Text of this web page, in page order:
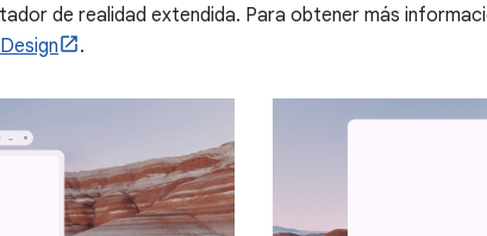
de realidad extendida. Para obtener más
.